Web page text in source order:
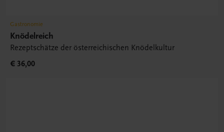
Gastronomie
Knödelreich
Rezeptschätze der österreichischen Knödelkultur
€ 36,00